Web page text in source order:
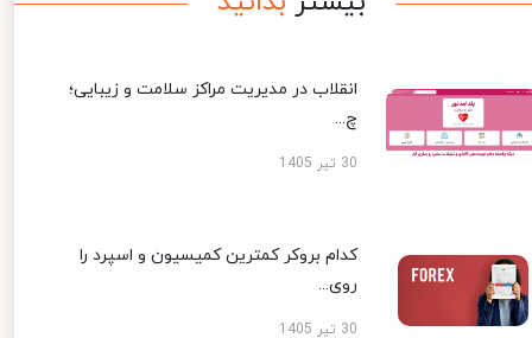
انقلاب در مدیریت مراکز سلامت و زیبایی؛
چ...
30 تیر 1405
کدام بروکر کمترین کمیسیون و اسپرد را
روی...
30 تیر 1405